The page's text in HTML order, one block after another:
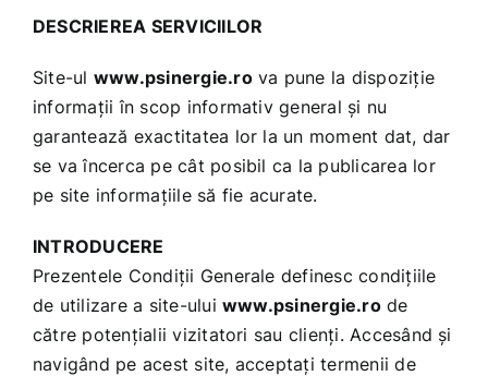
DESCRIEREA SERVICIILOR
Site-ul www.psinergie.rova pune la dispoziţie
informaţii în scop informativ general şi nu
garantează exactitatea lor la un moment dat, dar
se va încerca pe cât posibil ca la publicarea lor
pe site informaţiile să fie acurate.
INTRODUCERE
Prezentele Condiţii Generale definesc condiţiile
de utilizare a site-ului www.psinergie.rode
către potenţialii vizitatori sau clienţi. Accesând şi
navigând pe acest site, acceptaţi termenii de